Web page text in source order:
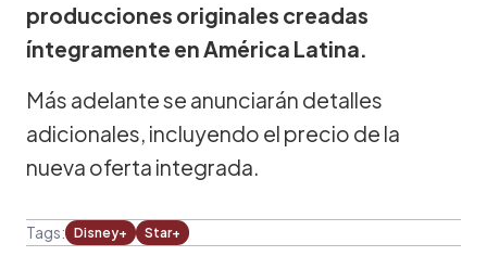
producciones originales creadas
íntegramente en América Latina.
Más adelante se anunciarán detalles
adicionales, incluyendo el precio de la
nueva oferta integrada.
Tags: Disney+ Star+